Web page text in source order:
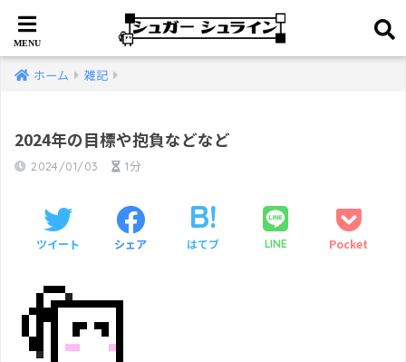
ホーム 雑記
2024年の目標や抱負などなど
2024/01/03 1分
ツイート シェア はてブ LINE Pocket